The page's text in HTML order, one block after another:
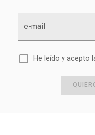
e-mail
He leído y acepto